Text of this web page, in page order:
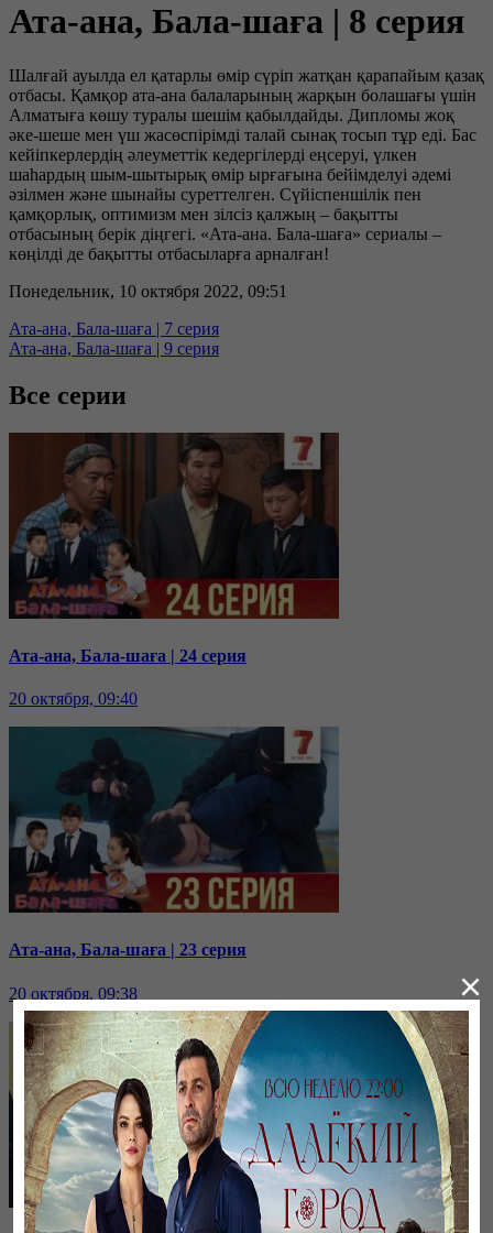
Ата-ана, Бала-шаға | 8 серия
Шалғай ауылда ел қатарлы өмір сүріп жатқан қарапайым қазақ
отбасы. Қамқор ата-ана балаларының жарқын болашағы үшін
Алматыға көшу туралы шешім қабылдайды. Дипломы жоқ
әке-шеше мен үш жасөспірімді талай сынақ тосып тұр еді. Бас
кейіпкерлердің әлеуметтік кедергілерді еңсеруі, үлкен
шаһардың шым-шытырық өмір ырғағына бейімделуі әдемі
әзілмен және шынайы суреттелген. Сүйіспеншілік пен
қамқорлық, оптимизм мен зілсіз қалжың – бақытты
отбасының берік діңгегі. «Ата-ана. Бала-шаға» сериалы –
көңілді де бақытты отбасыларға арналған!
Понедельник, 10 октября 2022, 09:51
Ата-ана, Бала-шаға | 7 серия
Ата-ана, Бала-шаға | 9 серия
Все серии
Ата-ана, Бала-шаға | 24 серия
20 октября, 09:40
Ата-ана, Бала-шаға | 23 серия
20 октября, 09:38 ×